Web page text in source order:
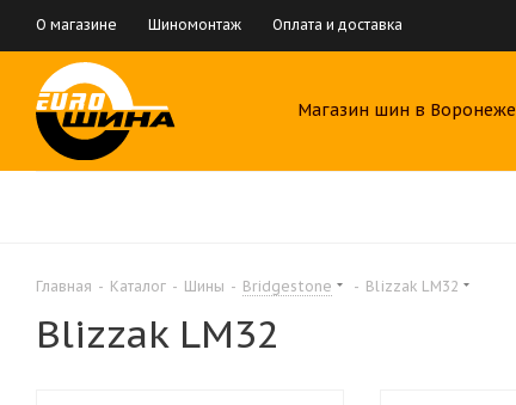
О магазине Шиномонтаж Оплата и доставка
Магазин шин в Воронеже
Главная - Каталог - Шины - Bridgestone - Blizzak LM32
Blizzak LM32